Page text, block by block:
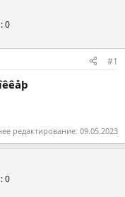
0
#1
редактирование: 09.05.2023
0